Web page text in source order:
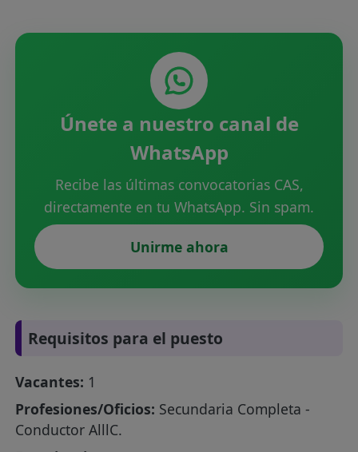
Únete a nuestro canal de
WhatsApp
Recibe las últimas convocatorias CAS,
directamente en tu WhatsApp. Sin spam.
Unirme ahora
Requisitos para el puesto
Vacantes: 1
Profesiones/Oficios: Secundaria Completa -
Conductor AlllC.